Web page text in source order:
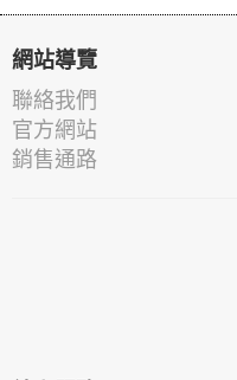
網站導覽
聯絡我們
官方網站
銷售通路